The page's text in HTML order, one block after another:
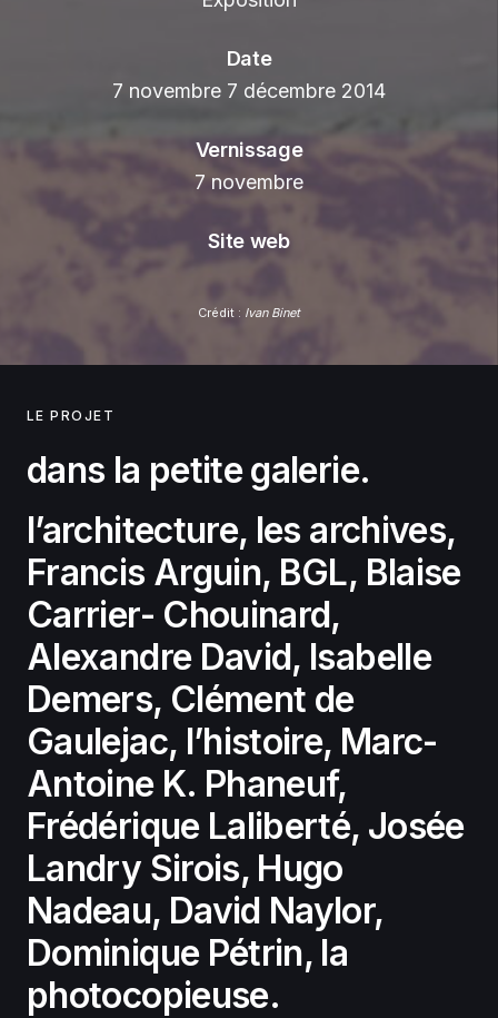
Date
7 novembre 7 décembre 2014
Vernissage
7 novembre
Site web
Crédit : Ivan Binet
LE PROJET
dans la petite galerie.
l’architecture, les archives,
Francis Arguin, BGL, Blaise
Carrier- Chouinard,
Alexandre David, Isabelle
Demers, Clément de
Gaulejac, l’histoire, Marc-
Antoine K. Phaneuf,
Frédérique Laliberté, Josée
Landry Sirois, Hugo
Nadeau, David Naylor,
Dominique Pétrin, la
photocopieuse.